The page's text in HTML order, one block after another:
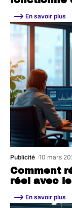
En savoir plus
Comment
réel avec
Publicité 10 mars
En savoir plus